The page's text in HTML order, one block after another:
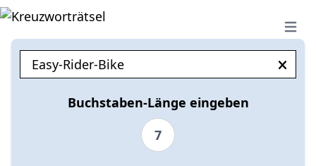
Open
Buchstaben-Länge eingeben
7